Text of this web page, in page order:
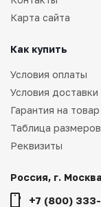
Карта сайта
Как купить
Условия оплаты
Условия доставки
Гарантия на товар
Таблица размеров
Реквизиты
Россия, г.
+7 (800)